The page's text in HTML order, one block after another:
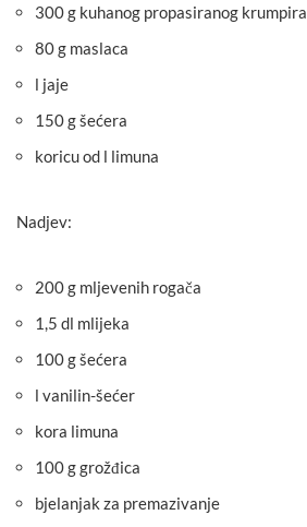
300 g kuhanog propasiranog krumpira
80 g maslaca
l jaje
150 g šećera
koricu od l limuna
Nadjev:
200 g mljevenih rogača
1,5 dl mlijeka
100 g šećera
l vanilin-šećer
kora limuna
100 g grožđica
bjelanjak za premazivanje